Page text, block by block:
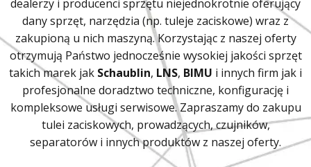
dealerzy i producenci sprzętu niejednokrotnie oferujący
dany sprzęt, narzędzia (np. tuleje zaciskowe) wraz z
zakupioną u nich maszyną. Korzystając z naszej oferty
otrzymują Państwo jednocześnie wysokiej jakości sprzęt
takich marek jak Schaublin, LNS, BIMU i innych firm jak i
profesjonalne doradztwo techniczne, konfigurację i
kompleksowe usługi serwisowe. Zapraszamy do zakupu
tulei zaciskowych, prowadzących, czujników,
separatorów i innych produktów z naszej oferty.